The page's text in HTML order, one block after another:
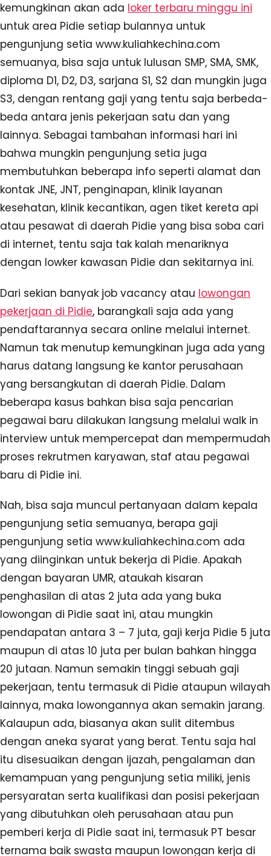
kemungkinan akan ada loker terbaru minggu ini
untuk area Pidie setiap bulannya untuk
pengunjung setia www.kuliahkechina.com
semuanya, bisa saja untuk lulusan SMP, SMA, SMK,
diploma D1, D2, D3, sarjana S1, S2 dan mungkin juga
S3, dengan rentang gaji yang tentu saja berbeda-
beda antara jenis pekerjaan satu dan yang
lainnya. Sebagai tambahan informasi hari ini
bahwa mungkin pengunjung setia juga
membutuhkan beberapa info seperti alamat dan
kontak JNE, JNT, penginapan, klinik layanan
kesehatan, klinik kecantikan, agen tiket kereta api
atau pesawat di daerah Pidie yang bisa soba cari
di internet, tentu saja tak kalah menariknya
dengan lowker kawasan Pidie dan sekitarnya ini.
Dari sekian banyak job vacancy atau lowongan
pekerjaan di Pidie, barangkali saja ada yang
pendaftarannya secara online melalui internet.
Namun tak menutup kemungkinan juga ada yang
harus datang langsung ke kantor perusahaan
yang bersangkutan di daerah Pidie. Dalam
beberapa kasus bahkan bisa saja pencarian
pegawai baru dilakukan langsung melalui walk in
interview untuk mempercepat dan mempermudah
proses rekrutmen karyawan, staf atau pegawai
baru di Pidie ini.
Nah, bisa saja muncul pertanyaan dalam kepala
pengunjung setia semuanya, berapa gaji
pengunjung setia www.kuliahkechina.com ada
yang diinginkan untuk bekerja di Pidie. Apakah
dengan bayaran UMR, ataukah kisaran
penghasilan di atas 2 juta ada yang buka
lowongan di Pidie saat ini, atau mungkin
pendapatan antara 3 – 7 juta, gaji kerja Pidie 5 juta
maupun di atas 10 juta per bulan bahkan hingga
20 jutaan. Namun semakin tinggi sebuah gaji
pekerjaan, tentu termasuk di Pidie ataupun wilayah
lainnya, maka lowongannya akan semakin jarang.
Kalaupun ada, biasanya akan sulit ditembus
dengan aneka syarat yang berat. Tentu saja hal
itu disesuaikan dengan ijazah, pengalaman dan
kemampuan yang pengunjung setia miliki, jenis
persyaratan serta kualifikasi dan posisi pekerjaan
yang dibutuhkan oleh perusahaan atau pun
pemberi kerja di Pidie saat ini, termasuk PT besar
ternama baik swasta maupun lowongan kerja di